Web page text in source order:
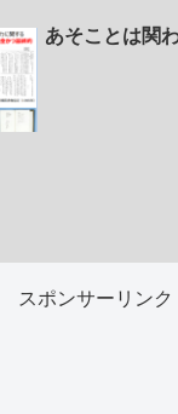
あそことは関
スポンサーリンク